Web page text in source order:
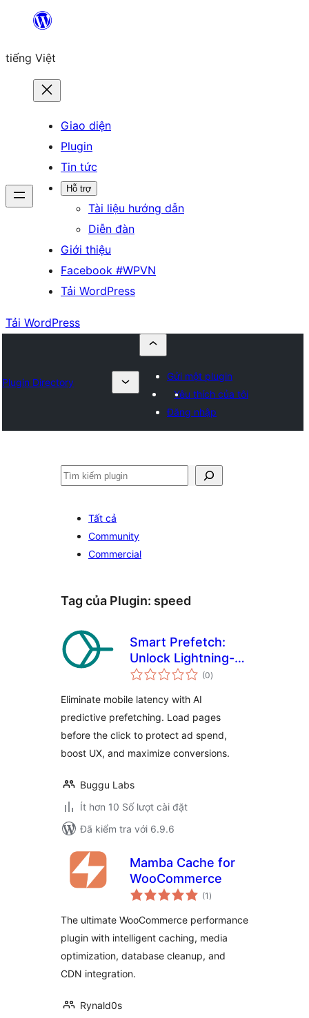
Chuyển
phần
tiếng Việt
Giao diện
Plugin
Tin tức
Hỗ trợ
Tài liệu hướng dẫn
Diễn đàn
Giới thiệu
Facebook #WPVN
Tải WordPress
Tải WordPress
Plugin Directory
Gửi một plugin
Yêu thích của tôi
Đăng nhập
Tìm
Tất cả
Community
Commercial
Tag của Plugin: speed
Smart Prefetch:
Unlock Lightning-
Fast Navigation
(0tổng
đánh
)
Eliminate mobile latency with AI
predictive prefetching. Load pages
before the click to protect ad spend,
boost UX, and maximize conversions.
Buggu Labs
Ít hơn 10 Số lượt cài đặt
Đã kiểm tra với 6.9.6
Mamba Cache for
WooCommerce
(1 tổng
đánh
)
The ultimate WooCommerce performance
plugin with intelligent caching, media
optimization, database cleanup, and
CDN integration.
Rynald0s